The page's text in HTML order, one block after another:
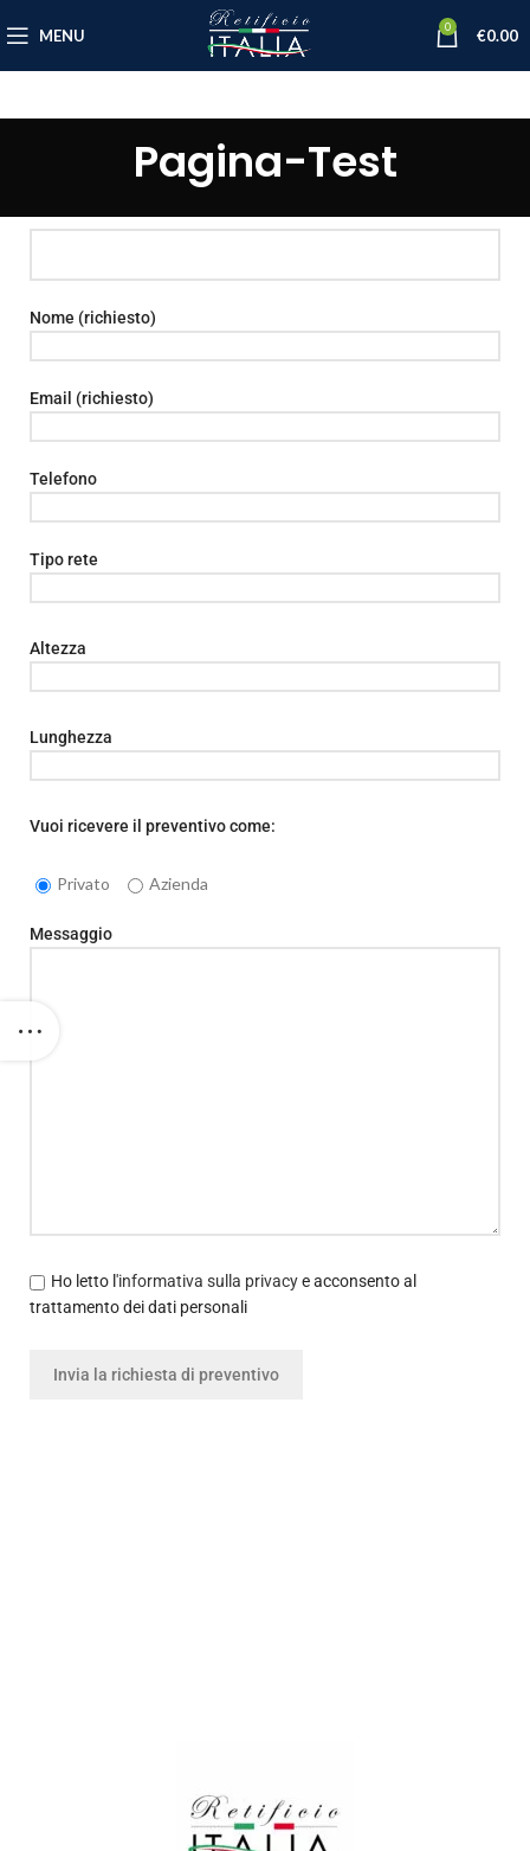
MENU 0 €0.00
Pagina-Test
Nome (richiesto)
Email (richiesto)
Telefono
Tipo rete
Altezza
Lunghezza
Vuoi ricevere il preventivo come:
Privato Azienda
Messaggio
Ho letto l'informativa sulla privacye acconsento al
trattamento dei dati personali